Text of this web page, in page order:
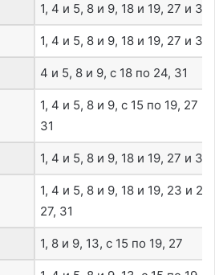
1, 4 и 5, 8 и 9, 18 и 19, 27 и 31
1, 4 и 5, 8 и 9, 18 и 19, 27 и 31
4 и 5, 8 и 9, с 18 по 24, 31
1, 4 и 5, 8 и 9, с 15 по 19, 27 и
31
1, 4 и 5, 8 и 9, 18 и 19, 27 и 31
1, 4 и 5, 8 и 9, 18 и 19, 23 и 24,
27, 31
1, 8 и 9, 13, с 15 по 19, 27